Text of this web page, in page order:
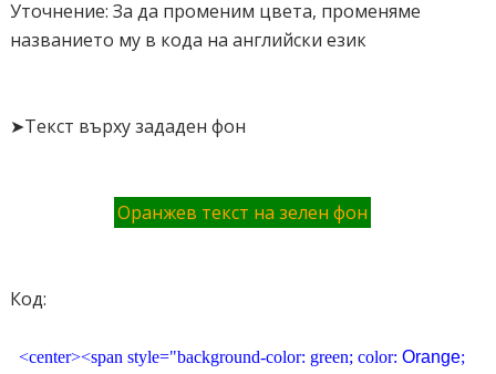
Уточнение: За да променим цвета, променяме
названието му в кода на английски език
➤Текст върху зададен фон
Оранжев текст на зелен фон
Код:
<center><span style="background-color: green; color:Orange;